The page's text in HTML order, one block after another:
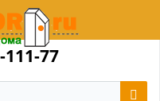
111-77